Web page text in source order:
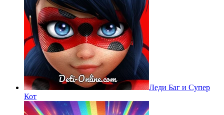
Леди Баг и Супер
Кот